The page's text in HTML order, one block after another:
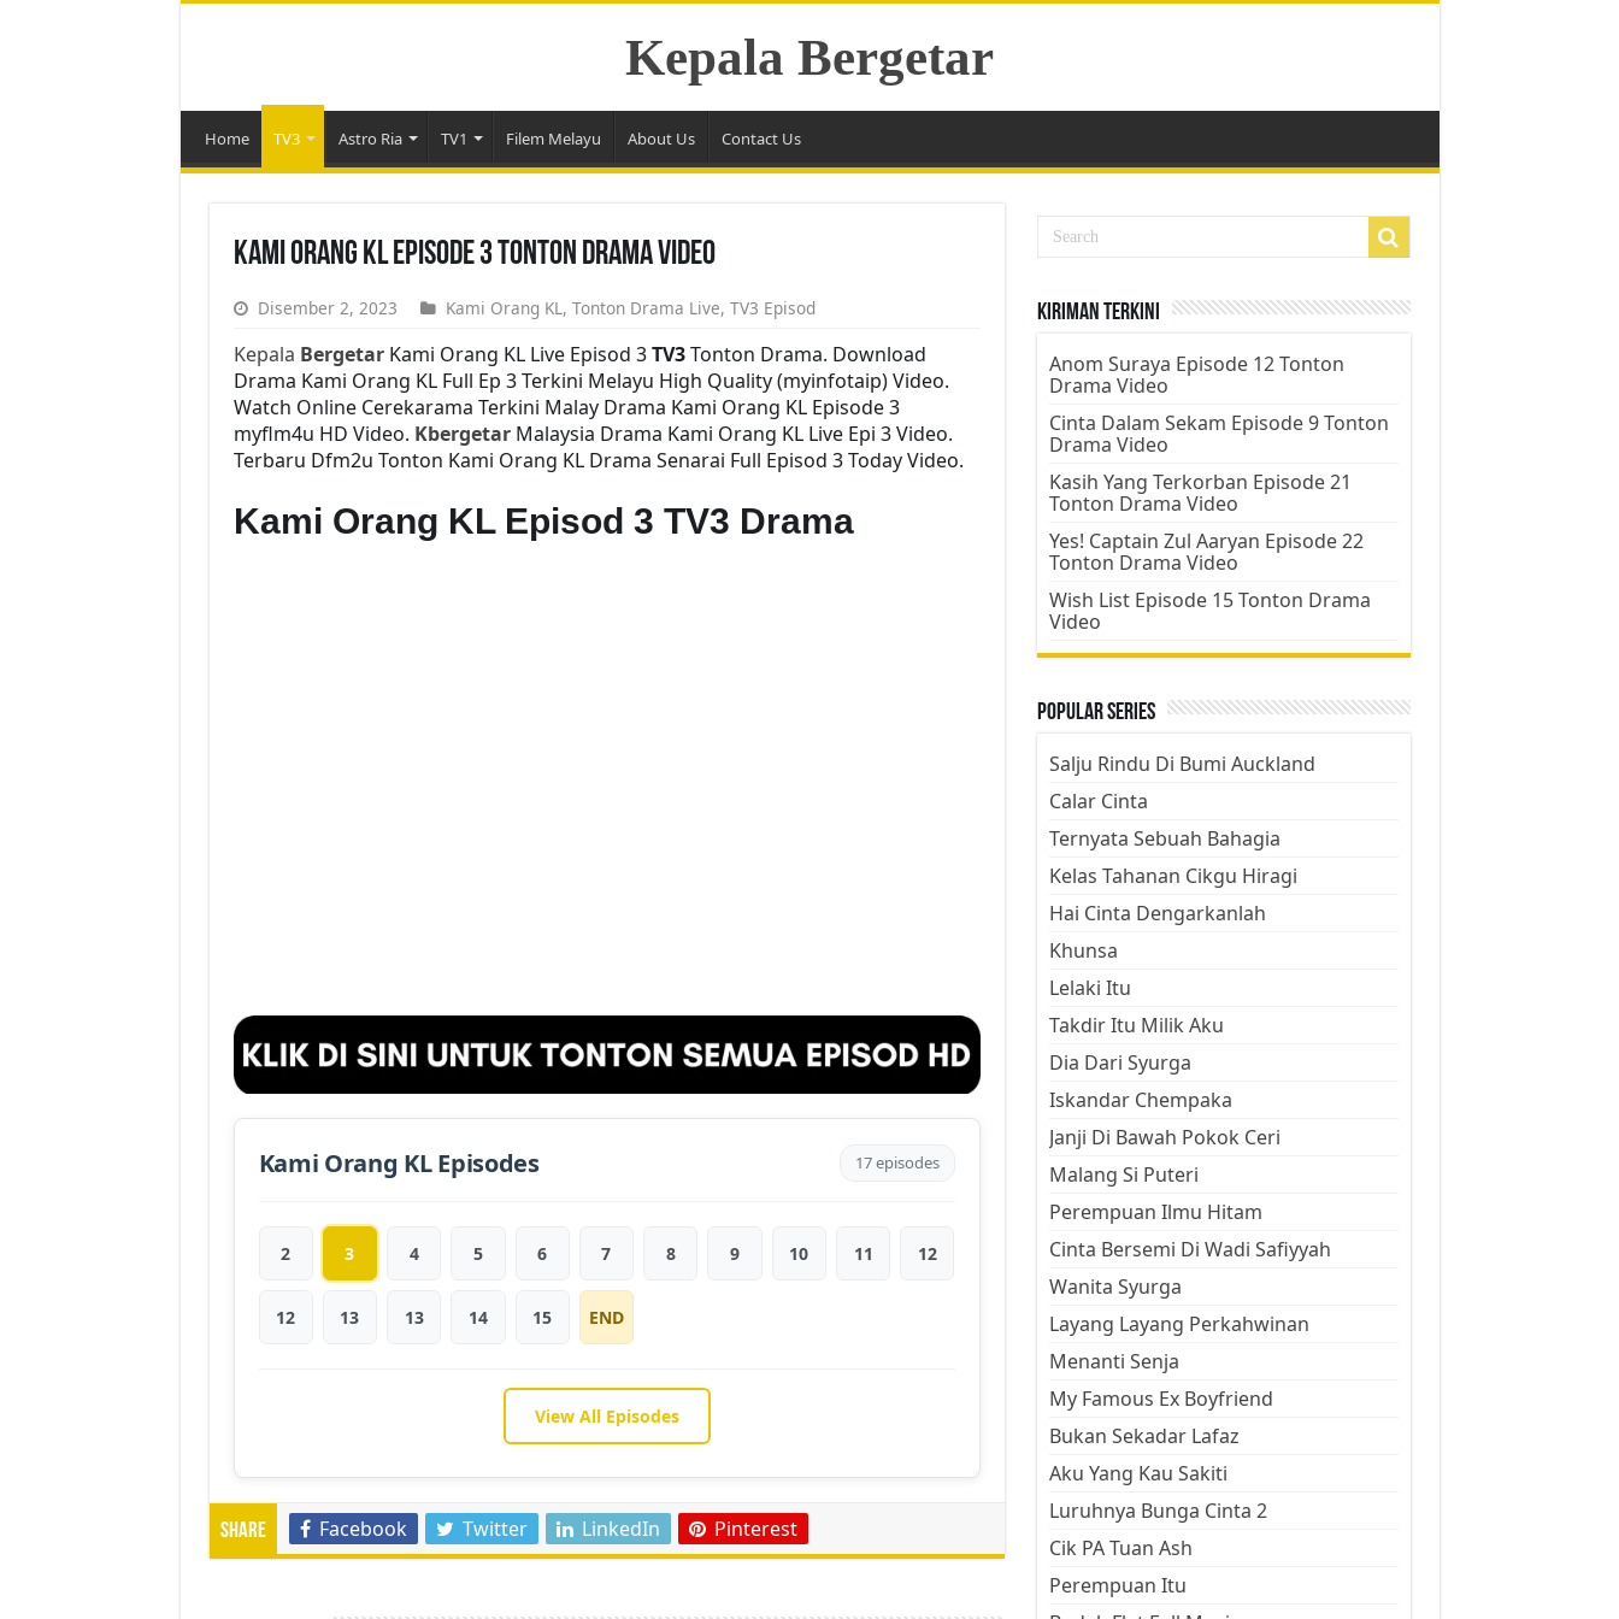
Kepala Bergetar
Home TV3 Astro Ria TV1 Filem Melayu About Us Contact Us
Kami Orang KL Episode 3 Tonton Drama Video
Disember 2, 2023 Kami Orang KL, Tonton Drama Live, TV3 Episod
Kepala BergetarKami Orang KL Live Episod 3TV3Tonton Drama. Download
Drama Kami Orang KL Full Ep 3 Terkini Melayu High Quality (myinfotaip) Video.
Watch Online Cerekarama Terkini Malay Drama Kami Orang KL Episode 3
myflm4u HD Video. KbergetarMalaysia Drama Kami Orang KL Live Epi 3 Video.
Terbaru Dfm2u Tonton Kami Orang KL Drama Senarai Full Episod 3 Today Video.
Kami Orang KL Episod 3 TV3 Drama
Kami Orang KL Episodes 17 episodes
2 3 4 5 6 7 8 9 10 11 12
12 13 13 14 15 END
View All Episodes
Share Facebook Twitter LinkedIn Pinterest
Kiriman Terkini
Anom Suraya Episode 12 Tonton
Drama Video
Cinta Dalam Sekam Episode 9 Tonton
Drama Video
Kasih Yang Terkorban Episode 21
Tonton Drama Video
Yes! Captain Zul Aaryan Episode 22
Tonton Drama Video
Wish List Episode 15 Tonton Drama
Video
Popular Series
Salju Rindu Di Bumi Auckland
Calar Cinta
Ternyata Sebuah Bahagia
Kelas Tahanan Cikgu Hiragi
Hai Cinta Dengarkanlah
Khunsa
Lelaki Itu
Takdir Itu Milik Aku
Dia Dari Syurga
Iskandar Chempaka
Janji Di Bawah Pokok Ceri
Malang Si Puteri
Perempuan Ilmu Hitam
Cinta Bersemi Di Wadi Safiyyah
Wanita Syurga
Layang Layang Perkahwinan
Menanti Senja
My Famous Ex Boyfriend
Bukan Sekadar Lafaz
Aku Yang Kau Sakiti
Luruhnya Bunga Cinta 2
Cik PA Tuan Ash
Perempuan Itu